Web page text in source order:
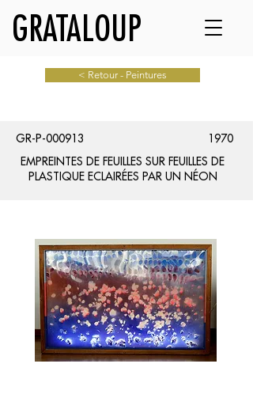
GRATALOUP
< Retour - Peintures
GR-P-000913
1970
EMPREINTES DE FEUILLES SUR FEUILLES DE
PLASTIQUE ECLAIRÉES PAR UN NÉON